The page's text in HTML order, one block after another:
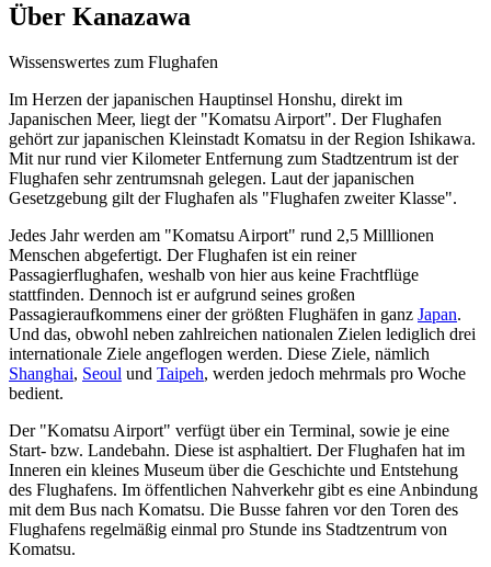
Über Kanazawa
Wissenswertes zum Flughafen
Im Herzen der japanischen Hauptinsel Honshu, direkt im
Japanischen Meer, liegt der "Komatsu Airport". Der Flughafen
gehört zur japanischen Kleinstadt Komatsu in der Region Ishikawa.
Mit nur rund vier Kilometer Entfernung zum Stadtzentrum ist der
Flughafen sehr zentrumsnah gelegen. Laut der japanischen
Gesetzgebung gilt der Flughafen als "Flughafen zweiter Klasse".
Jedes Jahr werden am "Komatsu Airport" rund 2,5 Milllionen
Menschen abgefertigt. Der Flughafen ist ein reiner
Passagierflughafen, weshalb von hier aus keine Frachtflüge
stattfinden. Dennoch ist er aufgrund seines großen
Passagieraufkommens einer der größten Flughäfen in ganz Japan.
Und das, obwohl neben zahlreichen nationalen Zielen lediglich drei
internationale Ziele angeflogen werden. Diese Ziele, nämlich
Shanghai, Seoul und Taipeh, werden jedoch mehrmals pro Woche
bedient.
Der "Komatsu Airport" verfügt über ein Terminal, sowie je eine
Start- bzw. Landebahn. Diese ist asphaltiert. Der Flughafen hat im
Inneren ein kleines Museum über die Geschichte und Entstehung
des Flughafens. Im öffentlichen Nahverkehr gibt es eine Anbindung
mit dem Bus nach Komatsu. Die Busse fahren vor den Toren des
Flughafens regelmäßig einmal pro Stunde ins Stadtzentrum von
Komatsu.